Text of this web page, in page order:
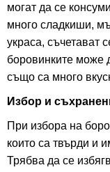
могат да се
много сладкиши,
украса, съчетават
боровинките може
също са много
Избор и
При избора на
които са твърди и
Трябва да се